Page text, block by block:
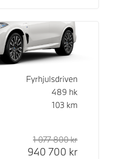
Fyrhjulsdriven
489 hk
103 km
Rek. ord
1 077 800kr
940 700 kr